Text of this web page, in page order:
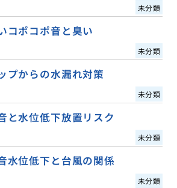
未分類
コポコポ音と臭い
未分類
プからの水漏れ対策
未分類
と水位低下放置リスク
未分類
水位低下と台風の関係
未分類